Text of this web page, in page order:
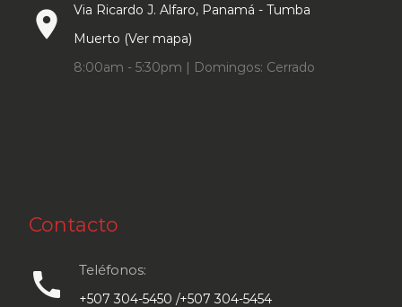
place
Via Ricardo J. Alfaro, Panamá - Tumba
Muerto (Ver mapa)
8:00am - 5:30pm | Domingos: Cerrado
Contacto
call Teléfonos:
+507 304-5450 /+507 304-5454